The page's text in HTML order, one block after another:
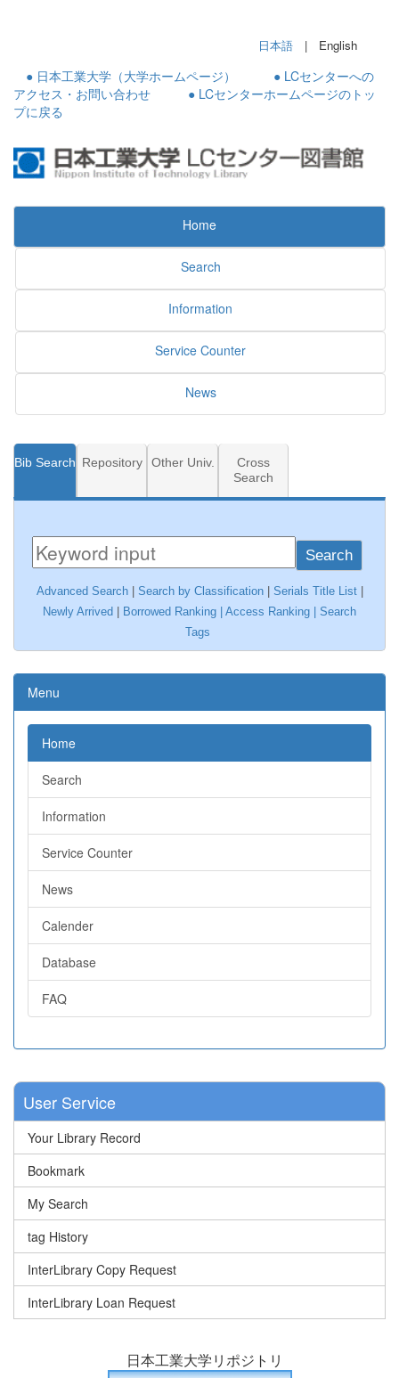
日本語 | English
● 日本工業大学（大学ホームページ）
● LCセンターへの
アクセス・お問い合わせ
● LCセンターホームページのトッ
プに戻る
Home
Search
Information
Service Counter
News
Bib Search Repository Other Univ.
Cross
Search
Search
Advanced Search| Search by Classification| Serials Title List|
Newly Arrived
Borrowed Ranking | Access Ranking
Search
Tags
Menu
Home
Search
Information
Service Counter
News
Calender
Database
FAQ
User Service
Your Library Record
Bookmark
My Search
tag History
InterLibrary Copy Request
InterLibrary Loan Request
日本工業大学リポジトリ